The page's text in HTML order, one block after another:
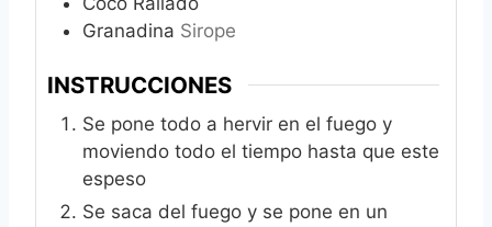
Granadina Sirope
INSTRUCCIONES
Se pone todo a hervir en el fuego y
moviendo todo el tiempo hasta que este
espeso
Se saca del fuego y se pone en un